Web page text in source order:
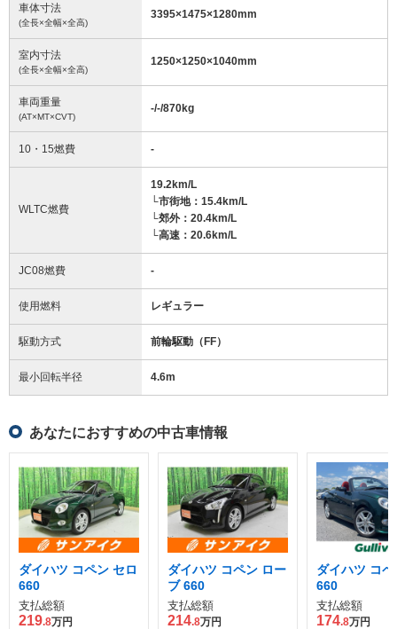
車体寸法
(全長×全幅×全高)
3395×1475×1280mm
室内寸法
(全長×全幅×全高)
1250×1250×1040mm
車両重量
(AT×MT×CVT)
-/-/870kg
10・15燃費 -
WLTC燃費
19.2km/L
└市街地：15.4km/L
└郊外：20.4km/L
└高速：20.6km/L
JC08燃費 -
使用燃料 レギュラー
駆動方式 前輪駆動（FF）
最小回転半径 4.6m
あなたにおすすめの中古車情報
ダイハツ コペン セロ
660
支払総額
219.8万円
ダイハツ コペン ロー
ブ 660
支払総額
214.8万円
ダイハツ コ
660
支払総額
174.8万円